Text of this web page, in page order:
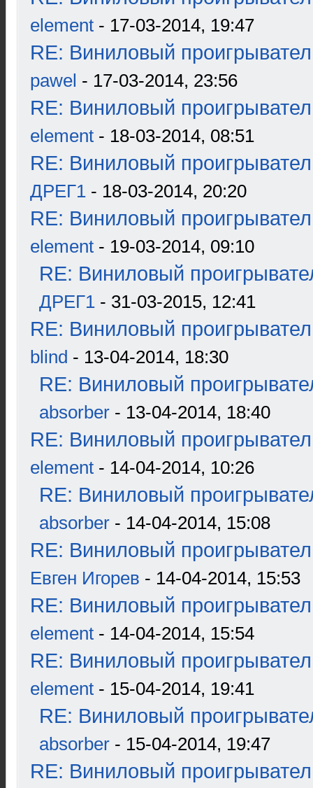
element - 17-03-2014, 19:47
RE: Виниловый
pawel - 17-03-2014, 23:56
RE: Виниловый
element - 18-03-2014, 08:51
RE: Виниловый
ДРЕГ1 - 18-03-2014, 20:20
RE: Виниловый
element - 19-03-2014, 09:10
RE: Виниловый
ДРЕГ1 - 31-03-2015, 12:41
RE: Виниловый
blind - 13-04-2014, 18:30
RE: Виниловый
absorber - 13-04-2014, 18:40
RE: Виниловый
element - 14-04-2014, 10:26
RE: Виниловый
absorber - 14-04-2014, 15:08
RE: Виниловый
Евген Игорев - 14-04-2014, 15:53
RE: Виниловый
element - 14-04-2014, 15:54
RE: Виниловый
element - 15-04-2014, 19:41
RE: Виниловый
absorber - 15-04-2014, 19:47
RE: Виниловый